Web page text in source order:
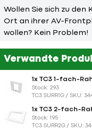
Wollen Sie sich zu den
Ort an ihrer AV-
wollen? Kein Problem!
Verwandte
1x TC3 1-fach-
Stock: 293
TC3 SURR1G /
1x TC3 2-fach-
Stock: 195
TC3 SURR2G /